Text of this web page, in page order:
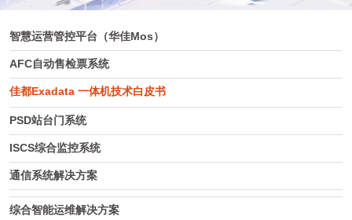
智慧运营管控平台（华佳Mos）
AFC自动售检票系统
佳都Exadata 一体机技术白皮书
PSD站台门系统
ISCS综合监控系统
通信系统解决方案
综合智能运维解决方案